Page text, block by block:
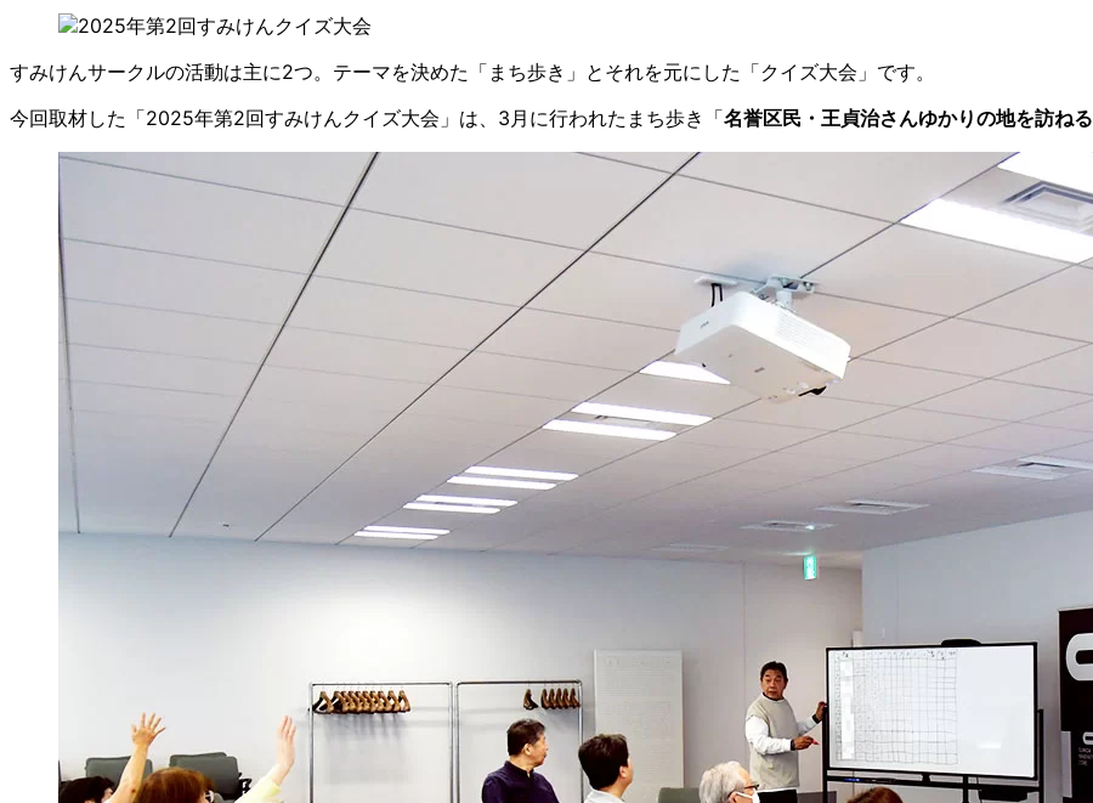
すみけんサークルの活動は主に2つ。テーマを決めた「まち歩き」とそれを元にした「クイズ大会」です。
今回取材した「2025年第2回すみけんクイズ大会」は、3月に行われたまち歩き「名誉区民・王貞治さんゆかりの地を訪ねる